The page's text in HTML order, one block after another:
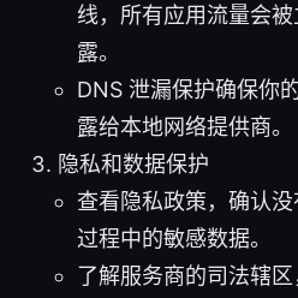
线，所有应用流量会
露。
DNS 泄漏保护确保你
露给本地网络提供商。
隐私和数据保护
查看隐私政策，确认
过程中的敏感数据。
了解服务商的司法辖